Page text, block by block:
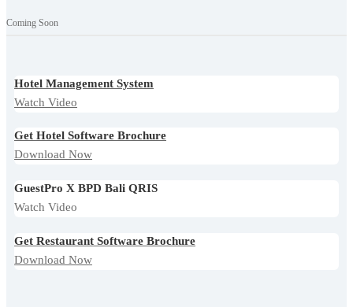
Coming Soon
Hotel Management System
Watch Video
Get Hotel Software Brochure
Download Now
GuestPro X BPD Bali QRIS
Watch Video
Get Restaurant Software Brochure
Download Now